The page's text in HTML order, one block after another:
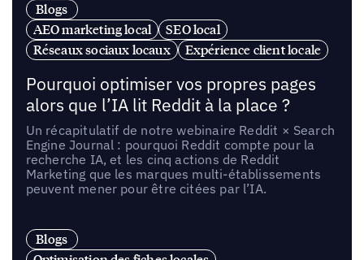
Blogs
AEO marketing local
SEO local
Réseaux sociaux locaux
Expérience client locale
Pourquoi optimiser vos propres pages
alors que l’IA lit Reddit à la place ?
Un récapitulatif de notre webinaire Reddit × Search
Engine Journal : pourquoi Reddit compte pour la
recherche IA, et les cinq actions de Reddit
Marketing que les marques multi-établissements
peuvent mener pour être citées par l’IA.
Blogs